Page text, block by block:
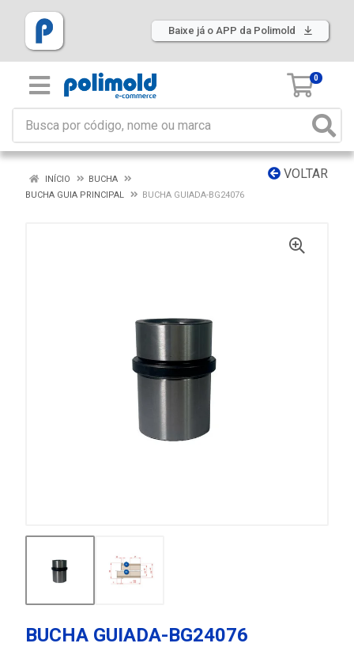
Baixe já o APP da Polimold
0
VOLTAR
INÍCIO
BUCHA
BUCHA GUIA PRINCIPAL
BUCHA GUIADA-BG24076
BUCHA GUIADA-BG24076